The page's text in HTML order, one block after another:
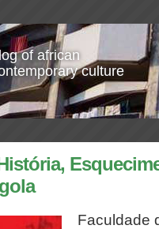
of african
culture
Faculdade